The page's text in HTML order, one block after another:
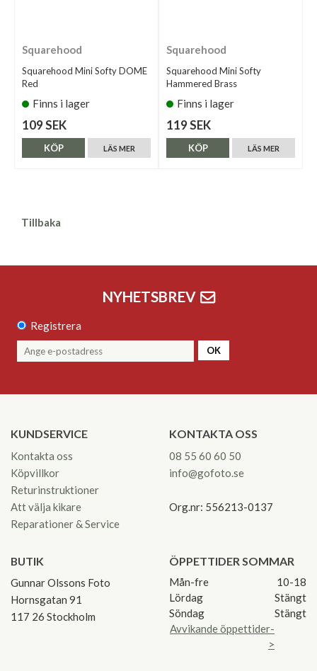
Squarehood
Squarehood Mini Softy DOME
Red
Finns i lager
109 SEK
LÄS MER
KÖP
Squarehood
Squarehood Mini Softy
Hammered Brass
Finns i lager
119 SEK
LÄS MER
KÖP
Tillbaka
NYHETSBREV
Registrera
OK
KUNDSERVICE
Kontakta oss
Köpvillkor
Returinstruktioner
Att välja kikare
Reparationer & Service
KONTAKTA OSS
08 55 60 60 50
info@gofoto.se
Org.nr: 556213-0137
BUTIK
Gunnar Olssons Foto
Hornsgatan 91
117 26 Stockholm
ÖPPETTIDER SOMMAR
Mån-fre
10-18
Lördag
Stängt
Söndag
Stängt
Avvikande öppettider-
>